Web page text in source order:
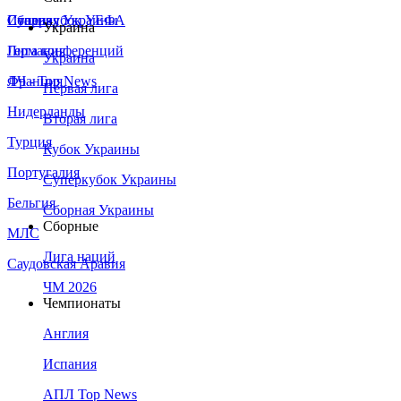
Сборная Украины
Италия
Германия
Франция
Нидерланды
Турция
Португалия
Бельгия
МЛС
Саудовская Аравия
Суперкубок УЕФА
Лига конференций
ЛЧ - Top News
Украина
Украина
Первая лига
Вторая лига
Кубок Украины
Суперкубок Украины
Сборная Украины
Сборные
Лига наций
ЧМ 2026
Чемпионаты
Англия
Испания
АПЛ Top News